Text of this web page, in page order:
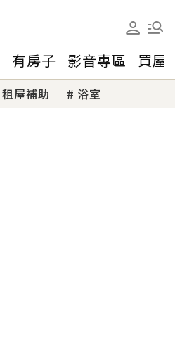
有房子 影音專區 買屋
租屋補助 浴室